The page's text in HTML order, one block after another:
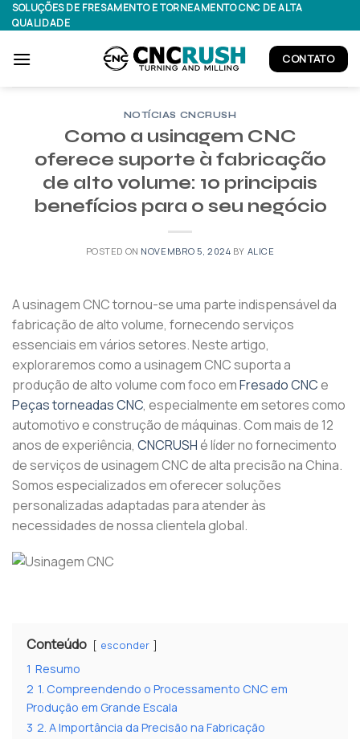
Skip
to
SOLUÇÕES DE FRESAMENTO E TORNEAMENTO CNC DE ALTA
QUALIDADE
CONTATO
NOTÍCIAS CNCRUSH
Como a usinagem CNC
oferece suporte à fabricação
de alto volume: 10 principais
benefícios para o seu negócio
POSTED ON NOVEMBRO 5, 2024 BY ALICE
A usinagem CNC tornou-se uma parte indispensável da
fabricação de alto volume, fornecendo serviços
essenciais em vários setores. Neste artigo,
exploraremos como a usinagem CNC suporta a
produção de alto volume com foco emFresado CNCe
Peças torneadas CNC, especialmente em setores como
automotivo e construção de máquinas. Com mais de 12
anos de experiência, CNCRUSHé líder no fornecimento
de serviços de usinagem CNC de alta precisão na China.
Somos especializados em oferecer soluções
personalizadas adaptadas para atender às
necessidades de nossa clientela global.
Conteúdo esconder
1 Resumo
2 1. Compreendendo o Processamento CNC em
Produção em Grande Escala
3 2. A Importância da Precisão na Fabricação